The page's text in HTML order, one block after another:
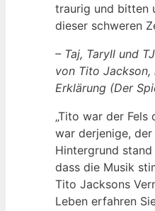
traurig und bitten
dieser schweren
– Taj, Taryll und
von Tito
Erklärung (Der
„Tito war der Fels
war derjenige,
Hintergrund
dass die Musik
Tito Jacksons
Leben erfahren